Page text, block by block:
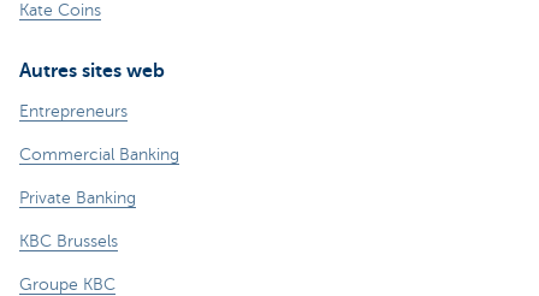
Kate Coins
Autres sites web
Entrepreneurs
Commercial Banking
Private Banking
KBC Brussels
Groupe KBC